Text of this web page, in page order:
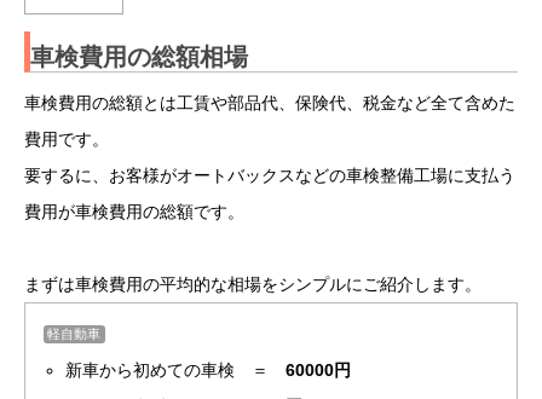
車検費用の総額相場
車検費用の総額とは工賃や部品代、保険代、税金など全て含めた
費用です。
要するに、お客様がオートバックスなどの車検整備工場に支払う
費用が車検費用の総額です。
まずは車検費用の平均的な相場をシンプルにご紹介します。
軽自動車
新車から初めての車検 ＝60000円